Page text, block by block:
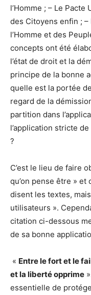
l’Homme ; – Le
des Citoyens enfin ;
l’Homme et des
concepts ont été
l’état de droit et la
principe de la bonne
quelle est la portée
regard de la
partition dans
l’application stricte
?
C’est le lieu de faire
qu’on pense être » et
disent les textes,
utilisateurs ».
citation ci-dessous
de sa bonne
« Entre le fort et le
et la liberté opprime
essentielle de